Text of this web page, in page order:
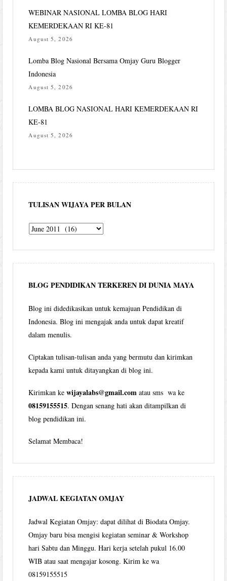
WEBINAR NASIONAL LOMBA BLOG HARI
KEMERDEKAAN RI KE-81
August 5, 2026
Lomba Blog Nasional Bersama Omjay Guru Blogger
Indonesia
August 5, 2026
LOMBA BLOG NASIONAL HARI KEMERDEKAAN RI
KE-81
August 5, 2026
TULISAN WIJAYA PER BULAN
Tulisan
per
bulan
BLOG PENDIDIKAN TERKEREN DI DUNIA MAYA
Blog ini didedikasikan untuk kemajuan Pendidikan di
Indonesia. Blog ini mengajak anda untuk dapat kreatif
dalam menulis.
Ciptakan tulisan-tulisan anda yang bermutu dan kirimkan
kepada kami untuk ditayangkan di blog ini.
Kirimkan kewijayalabs@gmail.com atau sms wa ke
08159155515. Dengan senang hati akan ditampilkan di
blog pendidikan ini.
Selamat Membaca!
JADWAL KEGIATAN OMJAY
Jadwal Kegiatan Omjay: dapat dilihat di Biodata Omjay.
Omjay baru bisa mengisi kegiatan seminar & Workshop
hari Sabtu dan Minggu. Hari kerja setelah pukul 16.00
WIB atau saat mengajar kosong. Kirim ke wa
08159155515